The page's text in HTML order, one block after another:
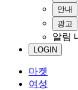
안내
광고
알림
LOGIN
마켓
여성